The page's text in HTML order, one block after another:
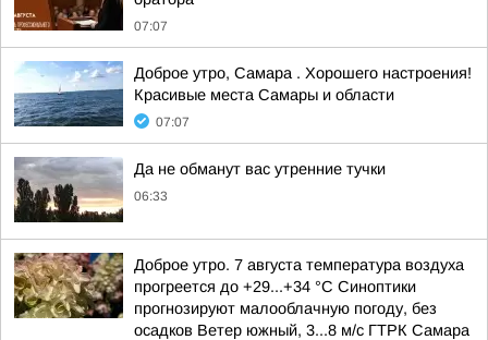
07:07
Доброе утро, Самара . Хорошего настроения!
Красивые места Самары и области
07:07
Да не обманут вас утренние тучки
06:33
Доброе утро. 7 августа температура воздуха
прогреется до +29...+34 °C Синоптики
прогнозируют малооблачную погоду, без
осадков Ветер южный, 3...8 м/с ГТРК Самара